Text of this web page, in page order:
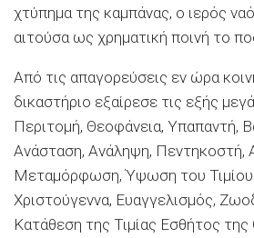
χτύπημα της καμπάνας, ο ιερός
αιτούσα ως χρηματική ποινή το
Από τις απαγορεύσεις εν ώρα
δικαστήριο εξαίρεσε τις εξής
Περιτομή, Θεοφάνεια, Υπαπαντή,
Ανάσταση, Ανάληψη, Πεντηκοστή,
Μεταμόρφωση, Ύψωση του Τιμίου
Χριστούγεννα, Ευαγγελισμός,
Κατάθεση της Τιμίας Εσθήτος